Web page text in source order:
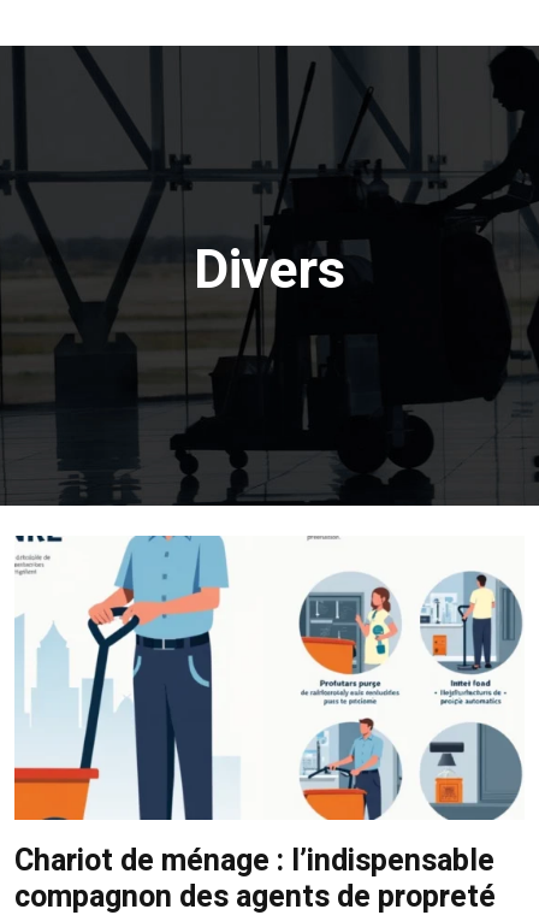
Divers
Chariot de ménage : l’indispensable
compagnon des agents de propreté